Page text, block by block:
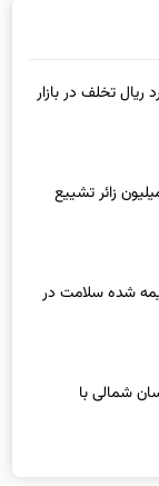
شمالی با